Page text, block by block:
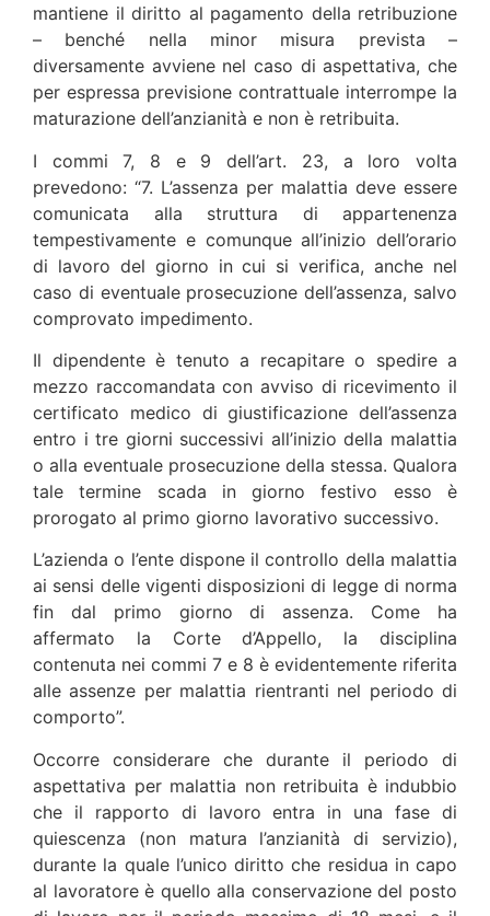
mantiene il diritto al pagamento della retribuzione
– benché nella minor misura prevista –
diversamente avviene nel caso di aspettativa, che
per espressa previsione contrattuale interrompe la
maturazione dell’anzianità e non è retribuita.
I commi 7, 8 e 9 dell’art. 23, a loro volta
prevedono: “7. L’assenza per malattia deve essere
comunicata alla struttura di appartenenza
tempestivamente e comunque all’inizio dell’orario
di lavoro del giorno in cui si verifica, anche nel
caso di eventuale prosecuzione dell’assenza, salvo
comprovato impedimento.
Il dipendente è tenuto a recapitare o spedire a
mezzo raccomandata con avviso di ricevimento il
certificato medico di giustificazione dell’assenza
entro i tre giorni successivi all’inizio della malattia
o alla eventuale prosecuzione della stessa. Qualora
tale termine scada in giorno festivo esso è
prorogato al primo giorno lavorativo successivo.
L’azienda o l’ente dispone il controllo della malattia
ai sensi delle vigenti disposizioni di legge di norma
fin dal primo giorno di assenza. Come ha
affermato la Corte d’Appello, la disciplina
contenuta nei commi 7 e 8 è evidentemente riferita
alle assenze per malattia rientranti nel periodo di
comporto”.
Occorre considerare che durante il periodo di
aspettativa per malattia non retribuita è indubbio
che il rapporto di lavoro entra in una fase di
quiescenza (non matura l’anzianità di servizio),
durante la quale l’unico diritto che residua in capo
al lavoratore è quello alla conservazione del posto